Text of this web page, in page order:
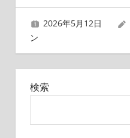
ゲ
ー
シ
ョ
2026年5月12日
ン
検索